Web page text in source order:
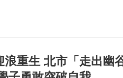
浪重生 北市「走出幽